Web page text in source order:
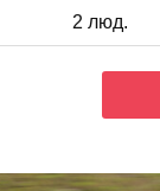
2 люд.